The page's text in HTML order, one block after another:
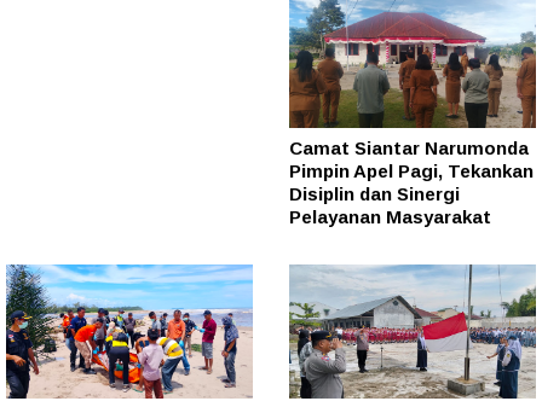
Camat Siantar Narumonda
Pimpin Apel Pagi, Tekankan
Disiplin dan Sinergi
Pelayanan Masyarakat